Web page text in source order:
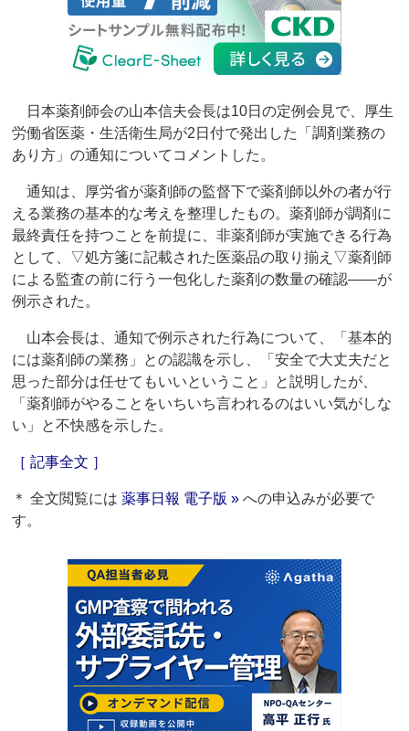
日本薬剤師会の山本信夫会長は10日の定例会見で、厚生
労働省医薬・生活衛生局が2日付で発出した「調剤業務の
あり方」の通知についてコメントした。
通知は、厚労省が薬剤師の監督下で薬剤師以外の者が行
える業務の基本的な考えを整理したもの。薬剤師が調剤に
最終責任を持つことを前提に、非薬剤師が実施できる行為
として、▽処方箋に記載された医薬品の取り揃え▽薬剤師
による監査の前に行う一包化した薬剤の数量の確認――が
例示された。
山本会長は、通知で例示された行為について、「基本的
には薬剤師の業務」との認識を示し、「安全で大丈夫だと
思った部分は任せてもいいということ」と説明したが、
「薬剤師がやることをいちいち言われるのはいい気がしな
い」と不快感を示した。
［ 記事全文 ］
＊ 全文閲覧には薬事日報 電子版 » への申込みが必要で
す。